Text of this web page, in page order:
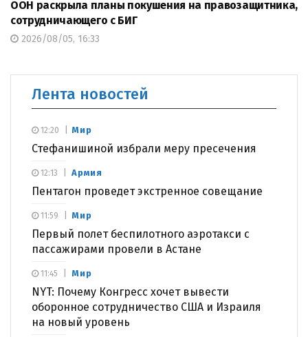
ООН раскрыла планы покушения на правозащитника,
сотрудничающего с БИГ
2026/08/05, 16:33
Лента новостей
Мир
Стефанишиной избрали меру пресечения
12:20
Армия
Пентагон проведет экстренное совещание
12:13
Мир
Первый полет беспилотного аэротакси с
пассажирами провели в Астане
11:59
Мир
NYT: Почему Конгресс хочет вывести
оборонное сотрудничество США и Израиля
на новый уровень
11:45